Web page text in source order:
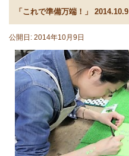
「これで準備万端！」 2014.10.9
公開日: 2014年10月9日